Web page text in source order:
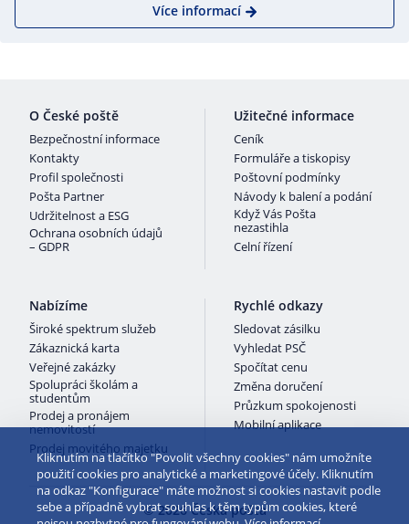
Více informací
O České poště
Bezpečnostní informace
Kontakty
Profil společnosti
Pošta Partner
Udržitelnost a ESG
Ochrana osobních údajů
– GDPR
Užitečné informace
Ceník
Formuláře a tiskopisy
Poštovní podmínky
Návody k balení a podání
Když Vás Pošta
nezastihla
Celní řízení
Nabízíme
Široké spektrum služeb
Zákaznická karta
Veřejné zakázky
Spolupráci školám a
studentům
Prodej a pronájem
nemovitostí
Prodej movitého majetku
Rychlé odkazy
Sledovat zásilku
Vyhledat PSČ
Spočítat cenu
Změna doručení
Průzkum spokojenosti
Mobilní aplikace
© 2026 Česká pošta
Kliknutím na tlačítko "Povolit všechny cookies" nám umožníte
použití cookies pro analytické a marketingové účely. Kliknutím
na odkaz "Konfigurace" máte možnost si cookies nastavit podle
sebe a případně vybrat souhlas k těm typům cookies, které